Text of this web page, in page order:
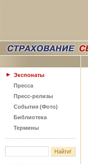
Экспонаты
Пресса
Пресс-релизы
События (Фото)
Библиотека
Термины